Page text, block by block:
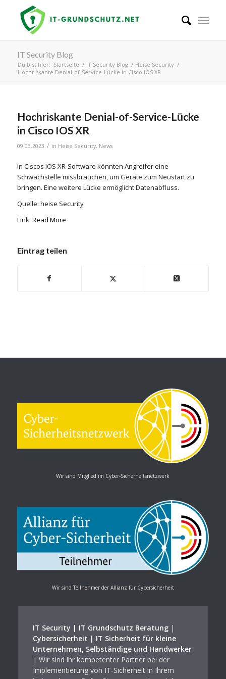
IT Security Blog
Du bist hier: Startseite / IT Security Blog / Heise Security /
Hochriskante Denial-of-Service-Lücke in Cisco IOS XR
Hochriskante Denial-of-Service-Lücke
in Cisco IOS XR
09.03.2023 / in Heise Security, News
In Ciscos IOS XR-Software könnten Angreifer eine
Schwachstelle missbrauchen, um Geräte zum Neustart zu
bringen. Eine weitere Lücke ermöglicht Datenabfluss.
Quelle: heise Security
Link: Read More
Eintrag teilen
Wir sind Mitglied im Cyber-Sicherheitsnetzwerk
Wir sind Teilnehmer der Allianz für Cybersicherheit
IT Security | IT Grundschutz Beratung|
Cybersicherheit | IT Sicherheit für kleine
Unternehmen, Selbständige und Handwerker
| Wir sind ihr kompetenter Partner bei der
Implementierung von IT-Sicherheit in Ihrem